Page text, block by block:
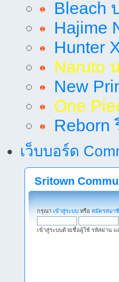
Bleach
Hajime
Hunter
Naruto
New
One
Reborn
เว็บบอร์ด
Sritown
กรุณา เข้าสู่ระบบ หรือ สมัครสมา
เข้าสู่ระบบด้วยชื่อผู้ใช้ รหัสผ่าน แ